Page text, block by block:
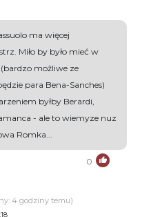
ma więcej
Miło by było mieć w
(bardzo możliwe ze
para Bena-Sanches)
byłby Berardi,
- ale to wiemyze nuz
Romka...
0
4 godziny temu)